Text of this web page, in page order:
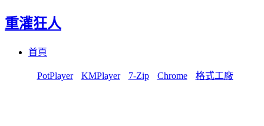
重灌狂人
首頁
PotPlayer KMPlayer 7-Zip Chrome 格式工廠